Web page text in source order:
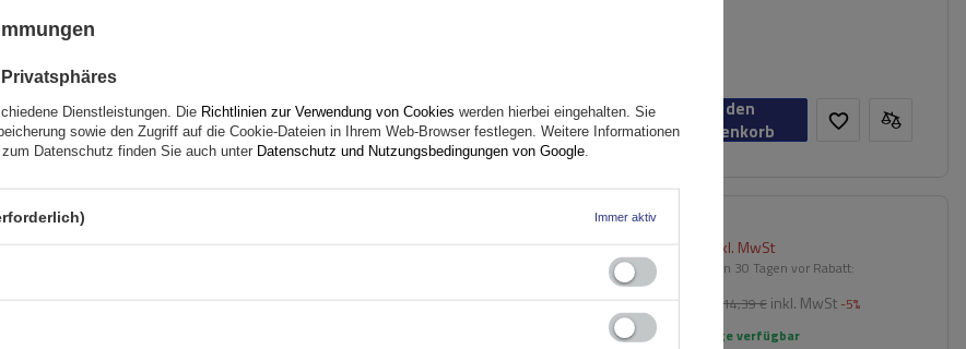
In den
Warenkorb
inkl. MwSt
Niedrigster Preis in 30 Tagen vor Rabatt:
795,20 €
214,39 € inkl. MwSt -5%
Große Menge verfügbar
Dienstleistungen. Die Richtlinien zur Verwendung von Cookies werden hierbei eingehalten. Sie
sowie den Zugriff auf die Cookie-Dateien in Ihrem Web-Browser festlegen. Weitere Informationen
Datenschutz finden Sie auch unter Datenschutz und Nutzungsbedingungen von Google
Immer aktiv